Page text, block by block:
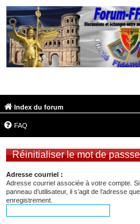
Index du forum
FAQ
Réinitialiser le mot de passse
Adresse courriel :
Adresse courriel associée à votre compte.
panneau d’utilisateur, il s’agit de l’adresse
enregistrement.